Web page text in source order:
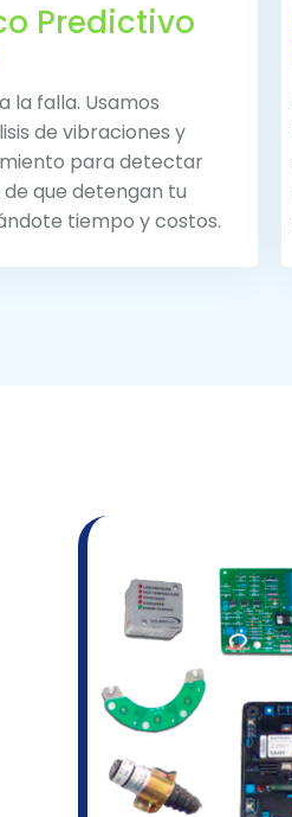
Predictivo
la falla. Usamos
de vibraciones y
para detectar
que detengan tu
tiempo y costos.